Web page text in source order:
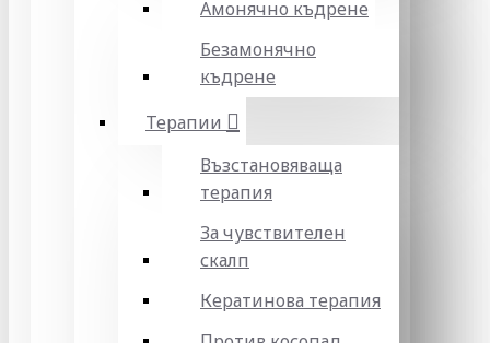
Амонячно къдрене
Безамонячно
къдрене
Терапии
Възстановяваща
терапия
За чувствителен
скалп
Кератинова терапия